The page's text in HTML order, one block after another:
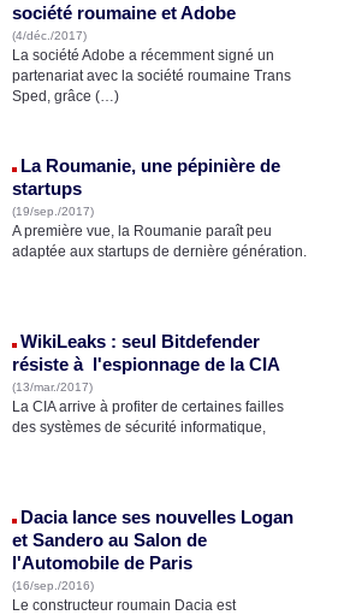
société roumaine et Adobe
(4/déc./2017)
La société Adobe a récemment signé un
partenariat avec la société roumaine Trans
Sped, grâce (…)
La Roumanie, une pépinière de
startups
(19/sep./2017)
A première vue, la Roumanie paraît peu
adaptée aux startups de dernière génération.
WikiLeaks : seul Bitdefender
résiste à l'espionnage de la CIA
(13/mar./2017)
La CIA arrive à profiter de certaines failles
des systèmes de sécurité informatique,
Dacia lance ses nouvelles Logan
et Sandero au Salon de
l'Automobile de Paris
(16/sep./2016)
Le constructeur roumain Dacia est